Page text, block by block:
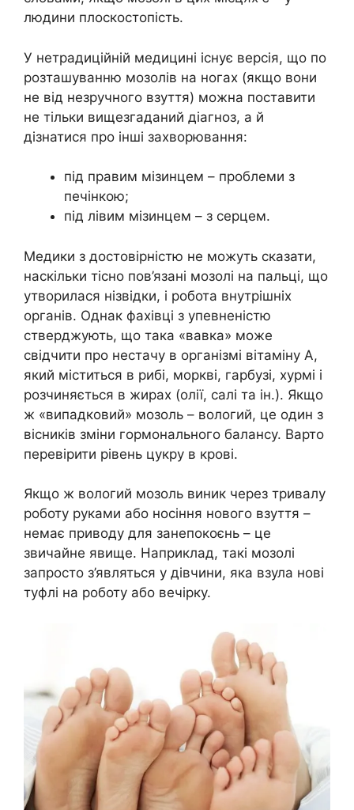
людини плоскостопість.
У нетрадиційній медицині існує версія, що по
розташуванню мозолів на ногах (якщо вони
не від незручного взуття) можна поставити
не тільки вищезгаданий діагноз, а й
дізнатися про інші захворювання:
під правим мізинцем – проблеми з
печінкою;
під лівим мізинцем – з серцем.
Медики з достовірністю не можуть сказати,
наскільки тісно пов’язані мозолі на пальці, що
утворилася нізвідки, і робота внутрішніх
органів. Однак фахівці з упевненістю
стверджують, що така «вавка» може
свідчити про нестачу в організмі вітаміну А,
який міститься в рибі, моркві, гарбузі, хурмі і
розчиняється в жирах (олії, салі та ін.). Якщо
ж «випадковий» мозоль – вологий, це один з
вісників зміни гормонального балансу. Варто
перевірити рівень цукру в крові.
Якщо ж вологий мозоль виник через тривалу
роботу руками або носіння нового взуття –
немає приводу для занепокоєнь – це
звичайне явище. Наприклад, такі мозолі
запросто з’являться у дівчини, яка взула нові
туфлі на роботу або вечірку.